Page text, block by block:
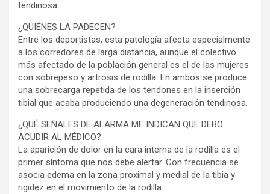
tendinosa.
¿QUIÉNES LA PADECEN?
Entre los deportistas, esta patología afecta especialmente
a los corredores de larga distancia, aunque el colectivo
más afectado de la población general es el de las mujeres
con sobrepeso y artrosis de rodilla. En ambos se produce
una sobrecarga repetida de los tendones en la inserción
tibial que acaba produciendo una degeneración tendinosa.
¿QUÉ SEÑALES DE ALARMA ME INDICAN QUE DEBO
ACUDIR AL MÉDICO?
La aparición de dolor en la cara interna de la rodilla es el
primer síntoma que nos debe alertar. Con frecuencia se
asocia edema en la zona proximal y medial de la tibia y
rigidez en el movimiento de la rodilla.